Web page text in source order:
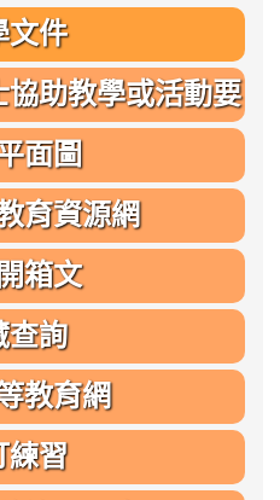
文件
助教學或活動要
面圖
育資源網
箱文
查詢
教育網
練習